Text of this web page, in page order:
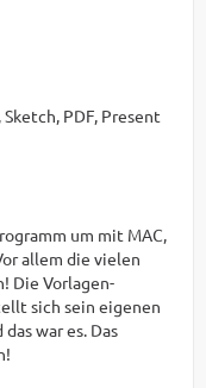
PDF, Present
um mit MAC,
allem die vielen
Die Vorlagen-
sich sein eigenen
war es. Das